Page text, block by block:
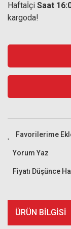
Haftaİçi Saat
kargoda!
Yorum Yaz
Fiyatı Düşünce
ÜRÜN BILGISI